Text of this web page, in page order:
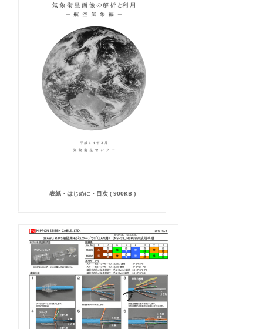
表紙・はじめに・目次 ( 900KB )